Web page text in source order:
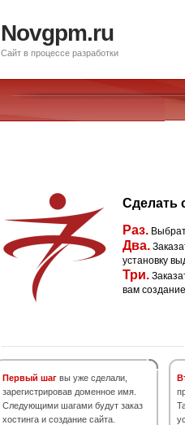
Novgpm.ru
Сайт в процессе разработки
Сделать
Раз.
Два.
установку
Три.
вам
Первый шаг вы уже сделали,
зарегистрировав доменное имя.
Следующими шагами будут заказ
хостинга и создание сайта.